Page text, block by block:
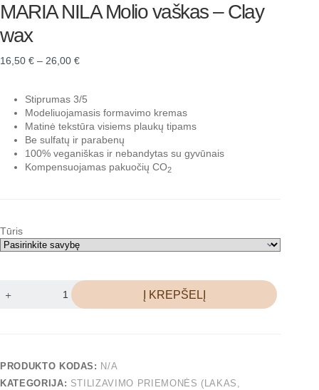
MARIA NILA Molio vaškas – Clay
wax
16,50 € – 26,00 €
Stiprumas 3/5
Modeliuojamasis formavimo kremas
Matinė tekstūra visiems plaukų tipams
Be sulfatų ir parabenų
100% veganiškas ir nebandytas su gyvūnais
Kompensuojamas pakuočių CO2
Tūris
Į KREPŠELĮ
PRODUKTO KODAS: N/A
KATEGORIJA: STILIZAVIMO PRIEMONĖS (LAKAS,